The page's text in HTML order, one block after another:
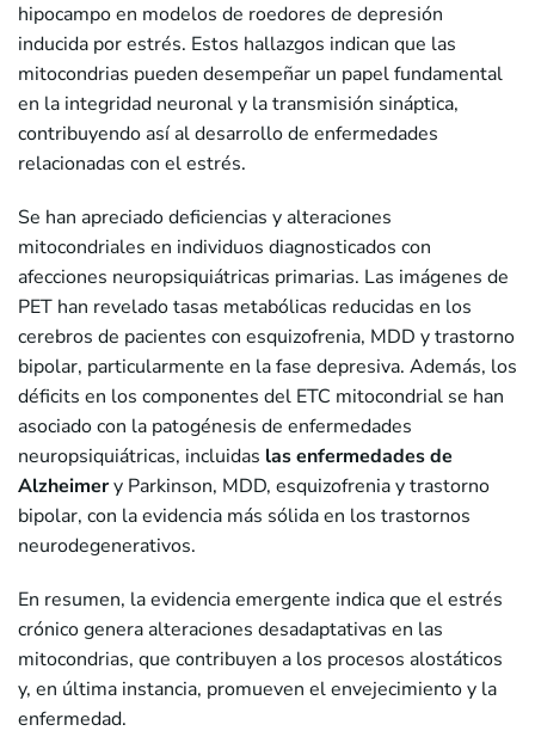
hipocampo en modelos de roedores de depresión
inducida por estrés. Estos hallazgos indican que las
mitocondrias pueden desempeñar un papel fundamental
en la integridad neuronal y la transmisión sináptica,
contribuyendo así al desarrollo de enfermedades
relacionadas con el estrés.
Se han apreciado deficiencias y alteraciones
mitocondriales en individuos diagnosticados con
afecciones neuropsiquiátricas primarias. Las imágenes de
PET han revelado tasas metabólicas reducidas en los
cerebros de pacientes con esquizofrenia, MDD y trastorno
bipolar, particularmente en la fase depresiva. Además, los
déficits en los componentes del ETC mitocondrial se han
asociado con la patogénesis de enfermedades
neuropsiquiátricas, incluidas las enfermedades de
Alzheimery Parkinson, MDD, esquizofrenia y trastorno
bipolar, con la evidencia más sólida en los trastornos
neurodegenerativos.
En resumen, la evidencia emergente indica que el estrés
crónico genera alteraciones desadaptativas en las
mitocondrias, que contribuyen a los procesos alostáticos
y, en última instancia, promueven el envejecimiento y la
enfermedad.